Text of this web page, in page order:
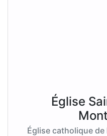
Église
Église catholique